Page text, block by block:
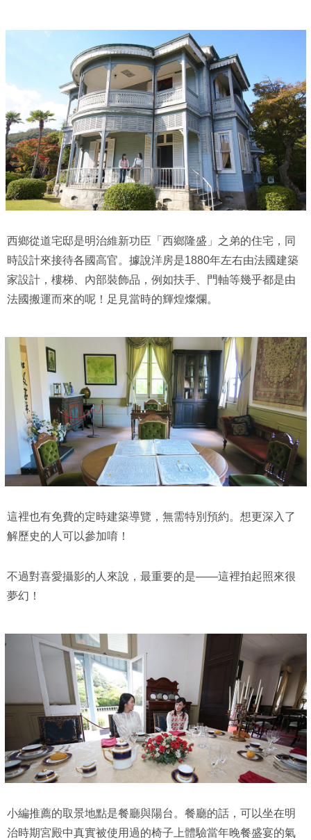
西鄉從道宅邸是明治維新功臣「西鄉隆盛」之弟的住宅，同
時設計來接待各國高官。據說洋房是1880年左右由法國建築
家設計，樓梯、內部裝飾品，例如扶手、門軸等幾乎都是由
法國搬運而來的呢！足見當時的輝煌燦爛。
這裡也有免費的定時建築導覽，無需特別預約。想更深入了
解歷史的人可以參加唷！
不過對喜愛攝影的人來說，最重要的是——這裡拍起照來很
夢幻！
小編推薦的取景地點是餐廳與陽台。餐廳的話，可以坐在明
治時期宮殿中真實被使用過的椅子上體驗當年晚餐盛宴的氣